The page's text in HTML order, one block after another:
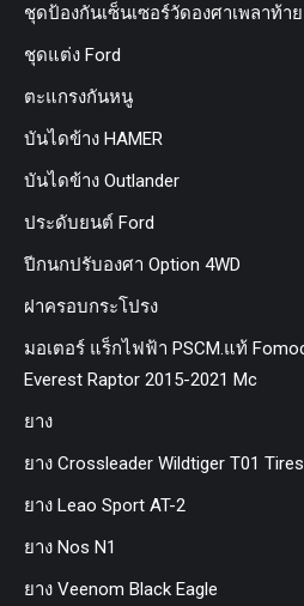
ชุดป้องกันเซ็นเซอร์วัดองศาเพลาท้าย
ชุดแต่ง Ford
ตะแกรงกันหนู
บันไดข้าง HAMER
บันไดข้าง Outlander
ประดับยนต์ Ford
ปีกนกปรับองศา Option 4WD
ฝาครอบกระโปรง
มอเตอร์ แร็กไฟฟ้า PSCM.แท้
Everest Raptor 2015-2021 Mc
ยาง
ยาง Crossleader Wildtiger T01 Tires
ยาง Leao Sport AT-2
ยาง Nos N1
ยาง Veenom Black Eagle